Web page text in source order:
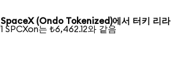
SpaceX (Ondo Tokenized)에서 터키 리라
1 SPCXon는 ₺6,462.12와 같음